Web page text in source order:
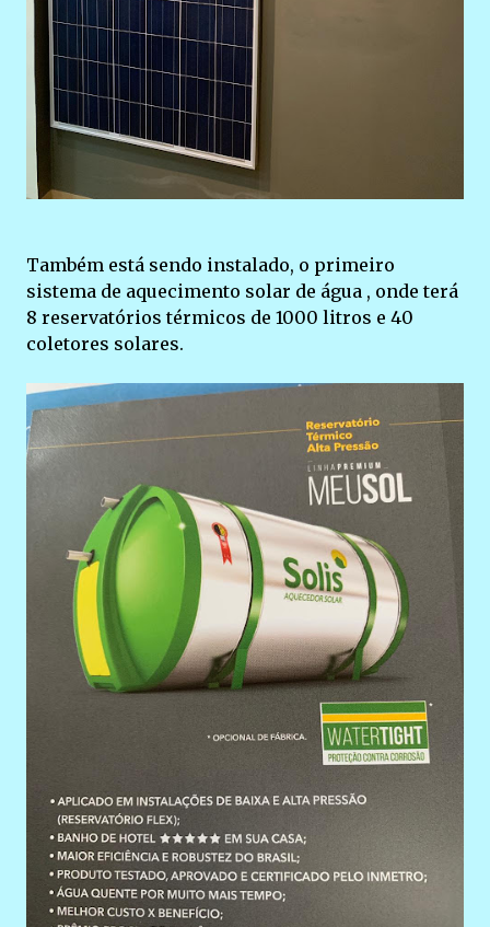
Também está sendo instalado, o primeiro
sistema de aquecimento solar de água , onde terá
8 reservatórios térmicos de 1000 litros e 40
coletores solares.